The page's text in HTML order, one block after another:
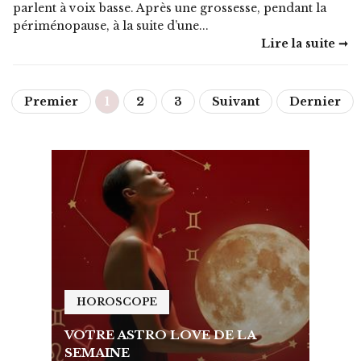
parlent à voix basse. Après une grossesse, pendant la
périménopause, à la suite d’une...
Lire la suite ➞
Premier 1 2 3 Suivant Dernier
HOROSCOPE
VOTRE ASTRO LOVE DE LA
SEMAINE